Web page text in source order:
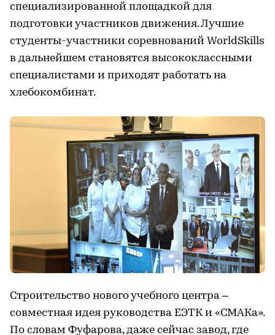
специализированной площадкой для
подготовки участников движения. Лучшие
студенты-участники соревнований WorldSkills
в дальнейшем становятся высококлассными
специалистами и приходят работать на
хлебокомбинат.
Строительство нового учебного центра –
совместная идея руководства ЕЭТК и «СМАКа».
По словам Фуфарова, даже сейчас завод, где